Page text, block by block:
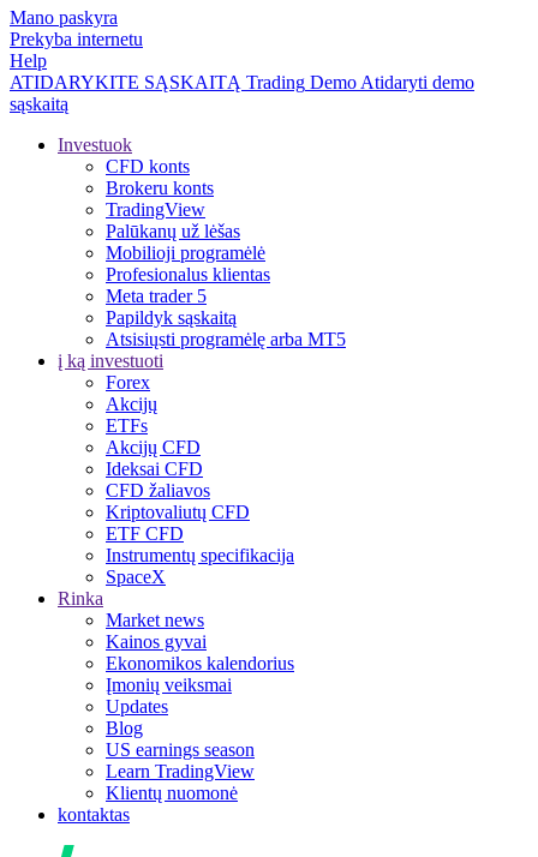
Mano paskyra
Prekyba internetu
Help
ATIDARYKITE SĄSKAITĄ Trading Demo Atidaryti demo
sąskaitą
Investuok
CFD konts
Brokeru konts
TradingView
Palūkanų už lėšas
Mobilioji programėlė
Profesionalus klientas
Meta trader 5
Papildyk sąskaitą
Atsisiųsti programėlę arba MT5
į ką investuoti
Forex
Akcijų
ETFs
Akcijų CFD
Ideksai CFD
CFD žaliavos
Kriptovaliutų CFD
ETF CFD
Instrumentų specifikacija
SpaceX
Rinka
Market news
Kainos gyvai
Ekonomikos kalendorius
Įmonių veiksmai
Updates
Blog
US earnings season
Learn TradingView
Klientų nuomonė
kontaktas